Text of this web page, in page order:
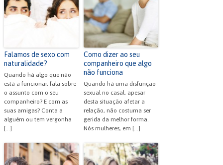
Falamos de sexo com
naturalidade?
Quando há algo que não
está a funcionar, fala sobre
o assunto com o seu
companheiro? E com as
suas amigas? Conta a
alguém ou tem vergonha
[…]
Como dizer ao seu
companheiro que algo
não funciona
Quando há uma disfunção
sexual no casal, apesar
desta situação afetar a
relação, não costuma ser
gerida da melhor forma.
Nós mulheres, em […]